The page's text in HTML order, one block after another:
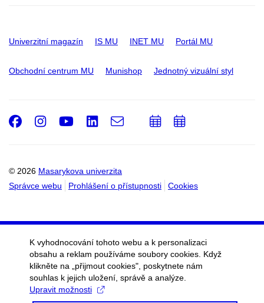
Univerzitní magazín IS MU INET MU Portál MU
Obchodní centrum MU Munishop Jednotný vizuální styl
© 2026 Masarykova univerzita
Správce webu
Prohlášení o přístupnosti Cookies
Facebook
Instagram
Youtube
LinkedIn
e-
PřidatPřidat
K vyhodnocování tohoto webu a k personalizaci
obsahu a reklam používáme soubory cookies. Když
klikněte na „přijmout cookies", poskytnete nám
souhlas k jejich uložení, správě a analýze.
Upravit možnosti